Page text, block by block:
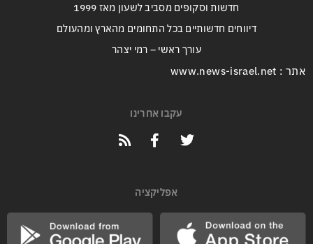
חדשות וסקופים מסביב לשעון מאז 1999
דיווחים חדשותיים בכל התחומים מהארץ ומהעולם
עורך ראשי – רמי יצהר
אתר : www.news-israel.net
עקבו אחרינו
אפליקציה